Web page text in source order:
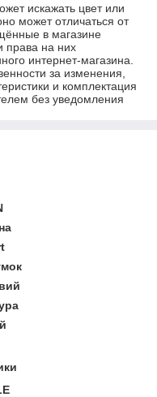
искажать цвет или
может отличаться от
в магазине
права на них
интернет-магазина.
за изменения,
и комплектация
без уведомления